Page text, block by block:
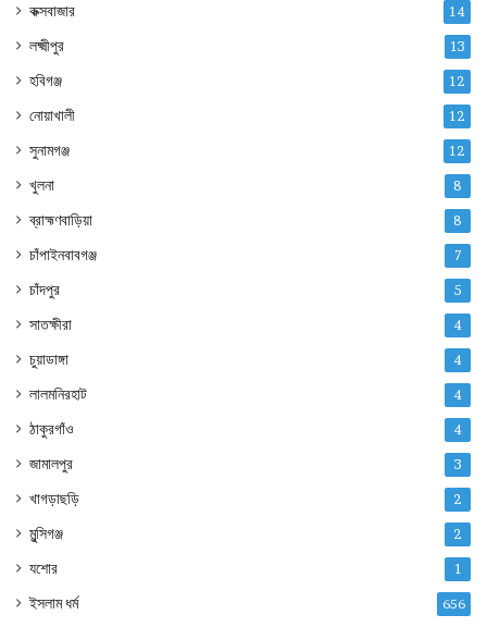
কক্সবাজার 14
লক্ষ্মীপুর 13
হবিগঞ্জ 12
নোয়াখালী 12
সুনামগঞ্জ 12
খুলনা 8
ব্রাহ্মণবাড়িয়া 8
চাঁপাইনবাবগঞ্জ 7
চাঁদপুর 5
সাতক্ষীরা 4
চুয়াডাঙ্গা 4
লালমনিরহাট 4
ঠাকুরগাঁও 4
জামালপুর 3
খাগড়াছড়ি 2
মুন্সিগঞ্জ 2
যশোর 1
ইসলাম ধর্ম 656